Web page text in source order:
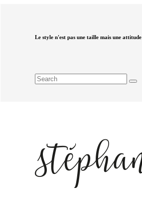
Le style n'est pas une taille mais une attitude